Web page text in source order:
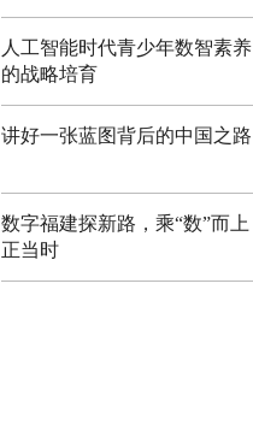
人工智能时代青少年数智素养
的战略培育
讲好一张蓝图背后的中国之路
数字福建探新路，乘“数”而上
正当时